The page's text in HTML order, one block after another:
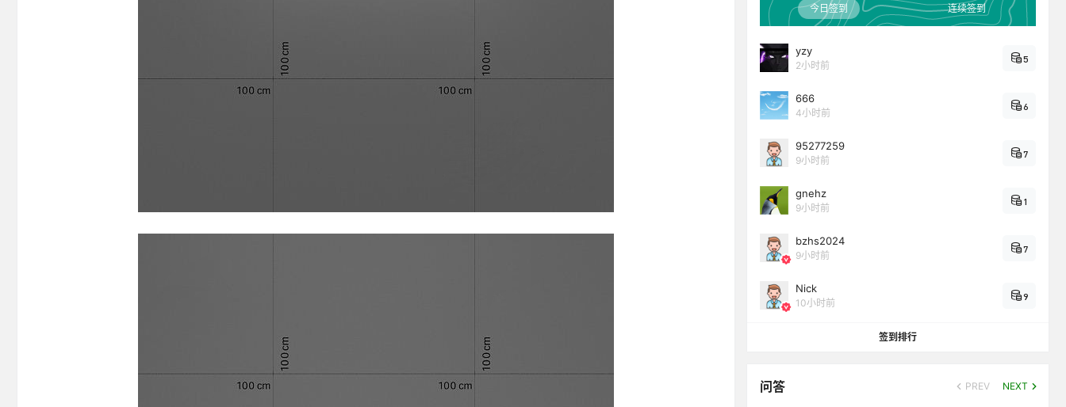
今日签到 连续签到
yzy
2小时前
5
666
4小时前
6
95277259
9小时前
7
gnehz
9小时前
1
bzhs2024
9小时前
7
Nick
10小时前
9
签到排行
问答 PREV NEXT